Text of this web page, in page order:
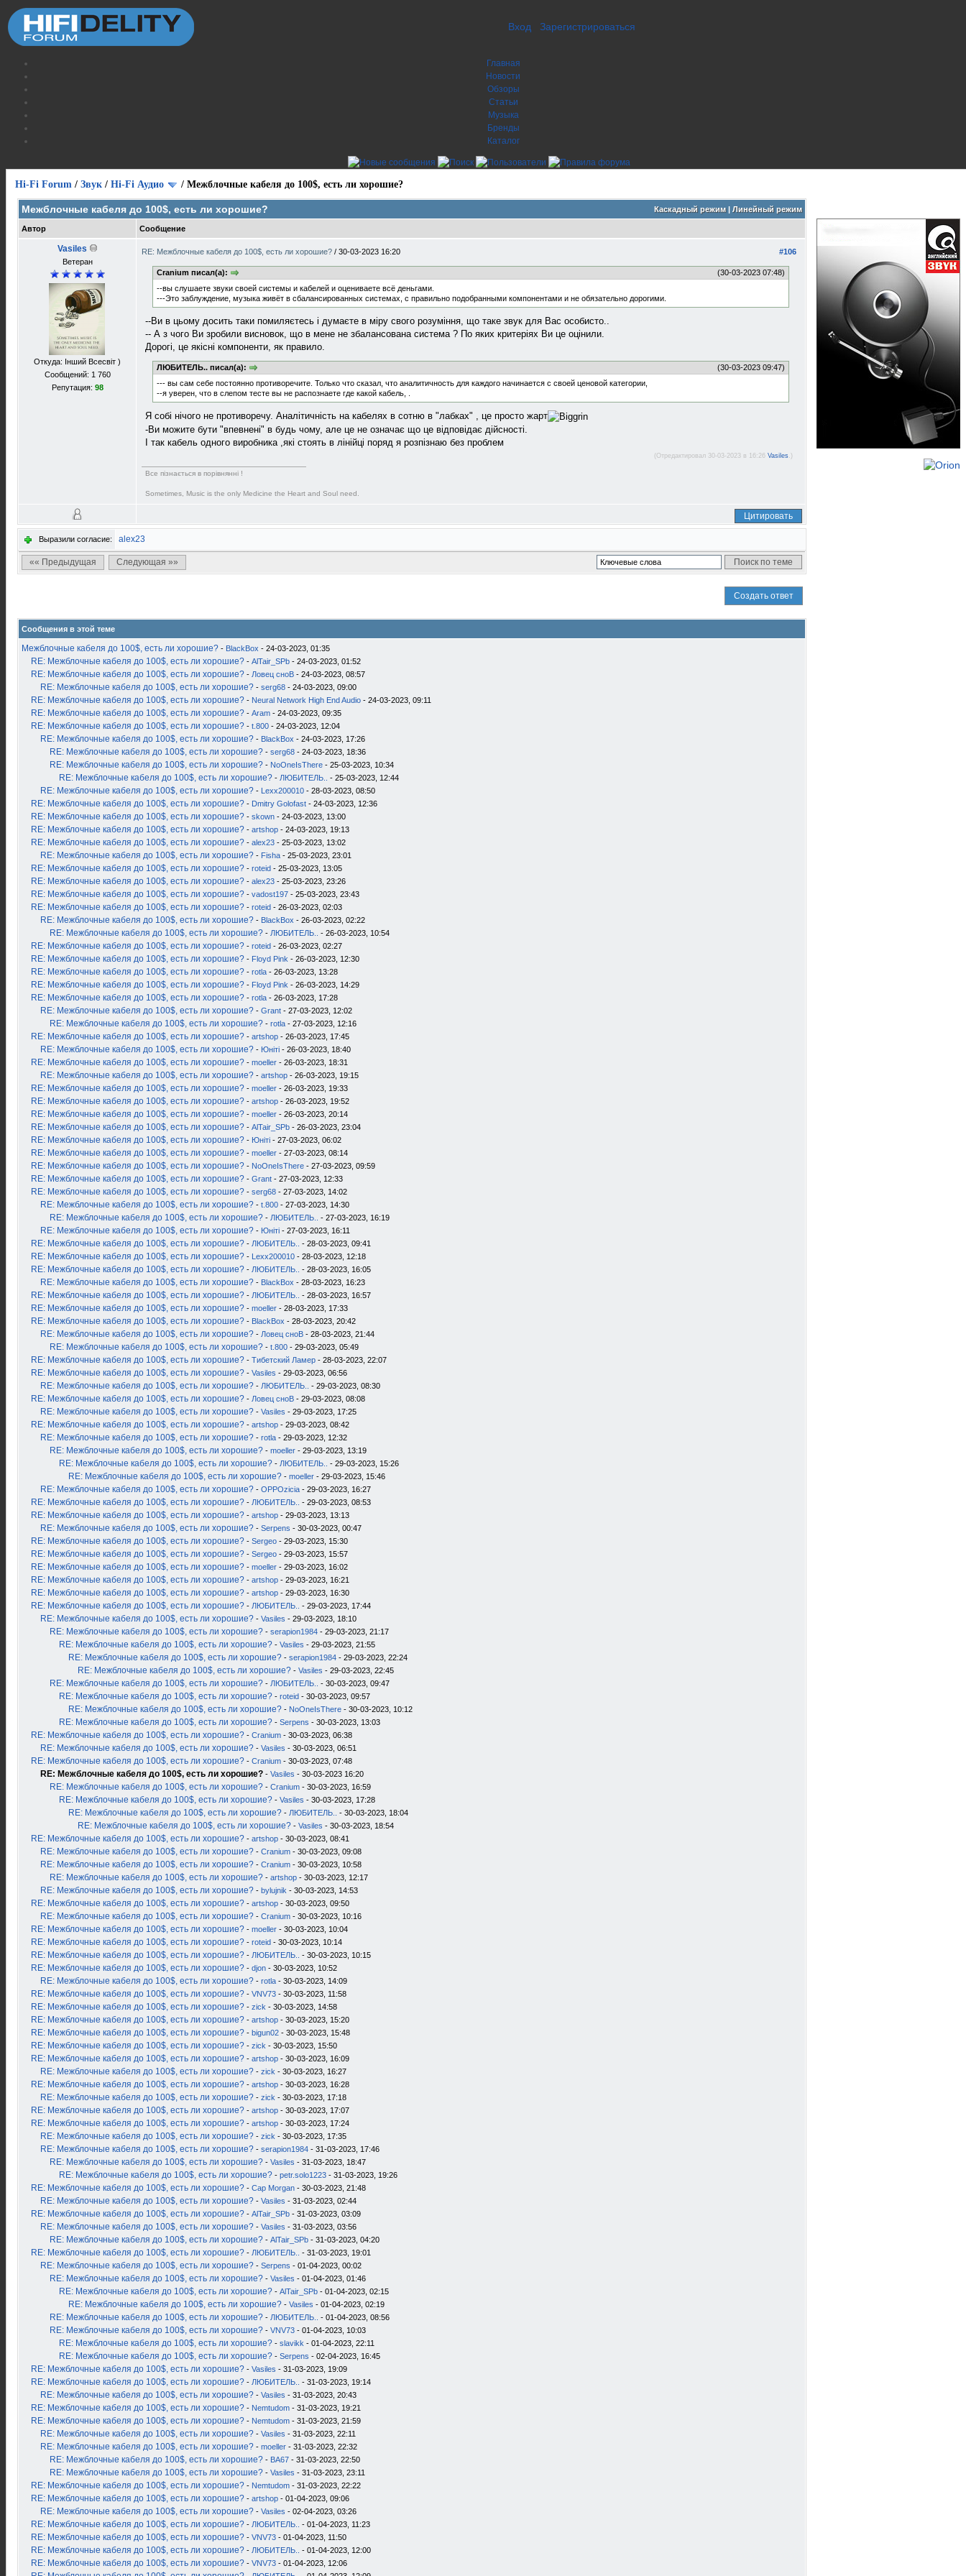
Вход Зарегистрироваться
Главная
Новости
Обзоры
Статьи
Музыка
Бренды
Каталог
Hi-Fi Forum / Звук / Hi-Fi Аудио / Межблочные кабеля до 100$, есть ли хорошие?
Каскадный режим| Линейный режим
Межблочные кабеля до 100$, есть ли хорошие?
Автор Сообщение
Vasiles
Ветеран
Откуда: Інший Всесвіт )
Сообщений: 1 760
Репутация: 98
#106
RE: Межблочные кабеля до 100$, есть ли хорошие? / 30-03-2023 16:20
(30-03-2023 07:48)
Cranium писал(а):
--вы слушаете звуки своей системы и кабелей и оцениваете всё деньгами.
---Это заблуждение, музыка живёт в сбалансированных системах, с правильно подобранными компонентами и не обязательно дорогими.
--Ви в цьому досить таки помиляєтесь і думаєте в міру свого розуміння, що таке звук для Вас особисто..
-- А з чого Ви зробили висновок, що в мене не збалансована система ? По яких критеріях Ви це оцінили.
Дорогі, це якісні компоненти, як правило.
(30-03-2023 09:47)
ЛЮБИТЕЛЬ.. писал(а):
--- вы сам себе постоянно противоречите. Только что сказал, что аналитичность для каждого начинается с своей ценовой категории,
--я уверен, что в слепом тесте вы не распознаете где какой кабель, .
Я собі нічого не противоречу. Аналітичність на кабелях в сотню в "лабках" , це просто жарт
-Ви можите бути "впевнені" в будь чому, але це не означає що це відповідає дійсності.
І так кабель одного виробника ,які стоять в лінійці поряд я розпізнаю без проблем
(Отредактировал 30-03-2023 в 16:26 Vasiles .)
Все пізнається в порівнянні !
Sometimes, Music is the only Medicine the Heart and Soul need.
Цитировать
Выразили согласие: alex23
«« Предыдущая Следующая »»
Создать ответ
Сообщения в этой теме
Межблочные кабеля до 100$, есть ли хорошие? - BlackBox - 24-03-2023, 01:35
RE: Межблочные кабеля до 100$, есть ли хорошие? - AlTair_SPb - 24-03-2023, 01:52
RE: Межблочные кабеля до 100$, есть ли хорошие? - Ловец сноВ - 24-03-2023, 08:57
RE: Межблочные кабеля до 100$, есть ли хорошие? - serg68 - 24-03-2023, 09:00
RE: Межблочные кабеля до 100$, есть ли хорошие? - Neural Network High End Audio - 24-03-2023, 09:11
RE: Межблочные кабеля до 100$, есть ли хорошие? - Aram - 24-03-2023, 09:35
RE: Межблочные кабеля до 100$, есть ли хорошие? - t.800 - 24-03-2023, 12:04
RE: Межблочные кабеля до 100$, есть ли хорошие? - BlackBox - 24-03-2023, 17:26
RE: Межблочные кабеля до 100$, есть ли хорошие? - serg68 - 24-03-2023, 18:36
RE: Межблочные кабеля до 100$, есть ли хорошие? - NoOneIsThere - 25-03-2023, 10:34
RE: Межблочные кабеля до 100$, есть ли хорошие? - ЛЮБИТЕЛЬ.. - 25-03-2023, 12:44
RE: Межблочные кабеля до 100$, есть ли хорошие? - Lexx200010 - 28-03-2023, 08:50
RE: Межблочные кабеля до 100$, есть ли хорошие? - Dmitry Golofast - 24-03-2023, 12:36
RE: Межблочные кабеля до 100$, есть ли хорошие? - skown - 24-03-2023, 13:00
RE: Межблочные кабеля до 100$, есть ли хорошие? - artshop - 24-03-2023, 19:13
RE: Межблочные кабеля до 100$, есть ли хорошие? - alex23 - 25-03-2023, 13:02
RE: Межблочные кабеля до 100$, есть ли хорошие? - Fisha - 25-03-2023, 23:01
RE: Межблочные кабеля до 100$, есть ли хорошие? - roteid - 25-03-2023, 13:05
RE: Межблочные кабеля до 100$, есть ли хорошие? - alex23 - 25-03-2023, 23:26
RE: Межблочные кабеля до 100$, есть ли хорошие? - vadost197 - 25-03-2023, 23:43
RE: Межблочные кабеля до 100$, есть ли хорошие? - roteid - 26-03-2023, 02:03
RE: Межблочные кабеля до 100$, есть ли хорошие? - BlackBox - 26-03-2023, 02:22
RE: Межблочные кабеля до 100$, есть ли хорошие? - ЛЮБИТЕЛЬ.. - 26-03-2023, 10:54
RE: Межблочные кабеля до 100$, есть ли хорошие? - roteid - 26-03-2023, 02:27
RE: Межблочные кабеля до 100$, есть ли хорошие? - Floyd Pink - 26-03-2023, 12:30
RE: Межблочные кабеля до 100$, есть ли хорошие? - rotla - 26-03-2023, 13:28
RE: Межблочные кабеля до 100$, есть ли хорошие? - Floyd Pink - 26-03-2023, 14:29
RE: Межблочные кабеля до 100$, есть ли хорошие? - rotla - 26-03-2023, 17:28
RE: Межблочные кабеля до 100$, есть ли хорошие? - Grant - 27-03-2023, 12:02
RE: Межблочные кабеля до 100$, есть ли хорошие? - rotla - 27-03-2023, 12:16
RE: Межблочные кабеля до 100$, есть ли хорошие? - artshop - 26-03-2023, 17:45
RE: Межблочные кабеля до 100$, есть ли хорошие? - Юнiтi - 26-03-2023, 18:40
RE: Межблочные кабеля до 100$, есть ли хорошие? - moeller - 26-03-2023, 18:31
RE: Межблочные кабеля до 100$, есть ли хорошие? - artshop - 26-03-2023, 19:15
RE: Межблочные кабеля до 100$, есть ли хорошие? - moeller - 26-03-2023, 19:33
RE: Межблочные кабеля до 100$, есть ли хорошие? - artshop - 26-03-2023, 19:52
RE: Межблочные кабеля до 100$, есть ли хорошие? - moeller - 26-03-2023, 20:14
RE: Межблочные кабеля до 100$, есть ли хорошие? - AlTair_SPb - 26-03-2023, 23:04
RE: Межблочные кабеля до 100$, есть ли хорошие? - Юнiтi - 27-03-2023, 06:02
RE: Межблочные кабеля до 100$, есть ли хорошие? - moeller - 27-03-2023, 08:14
RE: Межблочные кабеля до 100$, есть ли хорошие? - NoOneIsThere - 27-03-2023, 09:59
RE: Межблочные кабеля до 100$, есть ли хорошие? - Grant - 27-03-2023, 12:33
RE: Межблочные кабеля до 100$, есть ли хорошие? - serg68 - 27-03-2023, 14:02
RE: Межблочные кабеля до 100$, есть ли хорошие? - t.800 - 27-03-2023, 14:30
RE: Межблочные кабеля до 100$, есть ли хорошие? - ЛЮБИТЕЛЬ.. - 27-03-2023, 16:19
RE: Межблочные кабеля до 100$, есть ли хорошие? - Юнiтi - 27-03-2023, 16:11
RE: Межблочные кабеля до 100$, есть ли хорошие? - ЛЮБИТЕЛЬ.. - 28-03-2023, 09:41
RE: Межблочные кабеля до 100$, есть ли хорошие? - Lexx200010 - 28-03-2023, 12:18
RE: Межблочные кабеля до 100$, есть ли хорошие? - ЛЮБИТЕЛЬ.. - 28-03-2023, 16:05
RE: Межблочные кабеля до 100$, есть ли хорошие? - BlackBox - 28-03-2023, 16:23
RE: Межблочные кабеля до 100$, есть ли хорошие? - ЛЮБИТЕЛЬ.. - 28-03-2023, 16:57
RE: Межблочные кабеля до 100$, есть ли хорошие? - moeller - 28-03-2023, 17:33
RE: Межблочные кабеля до 100$, есть ли хорошие? - BlackBox - 28-03-2023, 20:42
RE: Межблочные кабеля до 100$, есть ли хорошие? - Ловец сноВ - 28-03-2023, 21:44
RE: Межблочные кабеля до 100$, есть ли хорошие? - t.800 - 29-03-2023, 05:49
RE: Межблочные кабеля до 100$, есть ли хорошие? - Тибетский Ламер - 28-03-2023, 22:07
RE: Межблочные кабеля до 100$, есть ли хорошие? - Vasiles - 29-03-2023, 06:56
RE: Межблочные кабеля до 100$, есть ли хорошие? - ЛЮБИТЕЛЬ.. - 29-03-2023, 08:30
RE: Межблочные кабеля до 100$, есть ли хорошие? - Ловец сноВ - 29-03-2023, 08:08
RE: Межблочные кабеля до 100$, есть ли хорошие? - Vasiles - 29-03-2023, 17:25
RE: Межблочные кабеля до 100$, есть ли хорошие? - artshop - 29-03-2023, 08:42
RE: Межблочные кабеля до 100$, есть ли хорошие? - rotla - 29-03-2023, 12:32
RE: Межблочные кабеля до 100$, есть ли хорошие? - moeller - 29-03-2023, 13:19
RE: Межблочные кабеля до 100$, есть ли хорошие? - ЛЮБИТЕЛЬ.. - 29-03-2023, 15:26
RE: Межблочные кабеля до 100$, есть ли хорошие? - moeller - 29-03-2023, 15:46
RE: Межблочные кабеля до 100$, есть ли хорошие? - OPPOzicia - 29-03-2023, 16:27
RE: Межблочные кабеля до 100$, есть ли хорошие? - ЛЮБИТЕЛЬ.. - 29-03-2023, 08:53
RE: Межблочные кабеля до 100$, есть ли хорошие? - artshop - 29-03-2023, 13:13
RE: Межблочные кабеля до 100$, есть ли хорошие? - Serpens - 30-03-2023, 00:47
RE: Межблочные кабеля до 100$, есть ли хорошие? - Sergeo - 29-03-2023, 15:30
RE: Межблочные кабеля до 100$, есть ли хорошие? - Sergeo - 29-03-2023, 15:57
RE: Межблочные кабеля до 100$, есть ли хорошие? - moeller - 29-03-2023, 16:02
RE: Межблочные кабеля до 100$, есть ли хорошие? - artshop - 29-03-2023, 16:21
RE: Межблочные кабеля до 100$, есть ли хорошие? - artshop - 29-03-2023, 16:30
RE: Межблочные кабеля до 100$, есть ли хорошие? - ЛЮБИТЕЛЬ.. - 29-03-2023, 17:44
RE: Межблочные кабеля до 100$, есть ли хорошие? - Vasiles - 29-03-2023, 18:10
RE: Межблочные кабеля до 100$, есть ли хорошие? - serapion1984 - 29-03-2023, 21:17
RE: Межблочные кабеля до 100$, есть ли хорошие? - Vasiles - 29-03-2023, 21:55
RE: Межблочные кабеля до 100$, есть ли хорошие? - serapion1984 - 29-03-2023, 22:24
RE: Межблочные кабеля до 100$, есть ли хорошие? - Vasiles - 29-03-2023, 22:45
RE: Межблочные кабеля до 100$, есть ли хорошие? - ЛЮБИТЕЛЬ.. - 30-03-2023, 09:47
RE: Межблочные кабеля до 100$, есть ли хорошие? - roteid - 30-03-2023, 09:57
RE: Межблочные кабеля до 100$, есть ли хорошие? - NoOneIsThere - 30-03-2023, 10:12
RE: Межблочные кабеля до 100$, есть ли хорошие? - Serpens - 30-03-2023, 13:03
RE: Межблочные кабеля до 100$, есть ли хорошие? - Cranium - 30-03-2023, 06:38
RE: Межблочные кабеля до 100$, есть ли хорошие? - Vasiles - 30-03-2023, 06:51
RE: Межблочные кабеля до 100$, есть ли хорошие? - Cranium - 30-03-2023, 07:48
RE: Межблочные кабеля до 100$, есть ли хорошие? - Vasiles - 30-03-2023 16:20
RE: Межблочные кабеля до 100$, есть ли хорошие? - Cranium - 30-03-2023, 16:59
RE: Межблочные кабеля до 100$, есть ли хорошие? - Vasiles - 30-03-2023, 17:28
RE: Межблочные кабеля до 100$, есть ли хорошие? - ЛЮБИТЕЛЬ.. - 30-03-2023, 18:04
RE: Межблочные кабеля до 100$, есть ли хорошие? - Vasiles - 30-03-2023, 18:54
RE: Межблочные кабеля до 100$, есть ли хорошие? - artshop - 30-03-2023, 08:41
RE: Межблочные кабеля до 100$, есть ли хорошие? - Cranium - 30-03-2023, 09:08
RE: Межблочные кабеля до 100$, есть ли хорошие? - Cranium - 30-03-2023, 10:58
RE: Межблочные кабеля до 100$, есть ли хорошие? - artshop - 30-03-2023, 12:17
RE: Межблочные кабеля до 100$, есть ли хорошие? - bylujnik - 30-03-2023, 14:53
RE: Межблочные кабеля до 100$, есть ли хорошие? - artshop - 30-03-2023, 09:50
RE: Межблочные кабеля до 100$, есть ли хорошие? - Cranium - 30-03-2023, 10:16
RE: Межблочные кабеля до 100$, есть ли хорошие? - moeller - 30-03-2023, 10:04
RE: Межблочные кабеля до 100$, есть ли хорошие? - roteid - 30-03-2023, 10:14
RE: Межблочные кабеля до 100$, есть ли хорошие? - ЛЮБИТЕЛЬ.. - 30-03-2023, 10:15
RE: Межблочные кабеля до 100$, есть ли хорошие? - djon - 30-03-2023, 10:52
RE: Межблочные кабеля до 100$, есть ли хорошие? - rotla - 30-03-2023, 14:09
RE: Межблочные кабеля до 100$, есть ли хорошие? - VNV73 - 30-03-2023, 11:58
RE: Межблочные кабеля до 100$, есть ли хорошие? - zick - 30-03-2023, 14:58
RE: Межблочные кабеля до 100$, есть ли хорошие? - artshop - 30-03-2023, 15:20
RE: Межблочные кабеля до 100$, есть ли хорошие? - bigun02 - 30-03-2023, 15:48
RE: Межблочные кабеля до 100$, есть ли хорошие? - zick - 30-03-2023, 15:50
RE: Межблочные кабеля до 100$, есть ли хорошие? - artshop - 30-03-2023, 16:09
RE: Межблочные кабеля до 100$, есть ли хорошие? - zick - 30-03-2023, 16:27
RE: Межблочные кабеля до 100$, есть ли хорошие? - artshop - 30-03-2023, 16:28
RE: Межблочные кабеля до 100$, есть ли хорошие? - zick - 30-03-2023, 17:18
RE: Межблочные кабеля до 100$, есть ли хорошие? - artshop - 30-03-2023, 17:07
RE: Межблочные кабеля до 100$, есть ли хорошие? - artshop - 30-03-2023, 17:24
RE: Межблочные кабеля до 100$, есть ли хорошие? - zick - 30-03-2023, 17:35
RE: Межблочные кабеля до 100$, есть ли хорошие? - serapion1984 - 31-03-2023, 17:46
RE: Межблочные кабеля до 100$, есть ли хорошие? - Vasiles - 31-03-2023, 18:47
RE: Межблочные кабеля до 100$, есть ли хорошие? - petr.solo1223 - 31-03-2023, 19:26
RE: Межблочные кабеля до 100$, есть ли хорошие? - Cap Morgan - 30-03-2023, 21:48
RE: Межблочные кабеля до 100$, есть ли хорошие? - Vasiles - 31-03-2023, 02:44
RE: Межблочные кабеля до 100$, есть ли хорошие? - AlTair_SPb - 31-03-2023, 03:09
RE: Межблочные кабеля до 100$, есть ли хорошие? - Vasiles - 31-03-2023, 03:56
RE: Межблочные кабеля до 100$, есть ли хорошие? - AlTair_SPb - 31-03-2023, 04:20
RE: Межблочные кабеля до 100$, есть ли хорошие? - ЛЮБИТЕЛЬ.. - 31-03-2023, 19:01
RE: Межблочные кабеля до 100$, есть ли хорошие? - Serpens - 01-04-2023, 00:02
RE: Межблочные кабеля до 100$, есть ли хорошие? - Vasiles - 01-04-2023, 01:46
RE: Межблочные кабеля до 100$, есть ли хорошие? - AlTair_SPb - 01-04-2023, 02:15
RE: Межблочные кабеля до 100$, есть ли хорошие? - Vasiles - 01-04-2023, 02:19
RE: Межблочные кабеля до 100$, есть ли хорошие? - ЛЮБИТЕЛЬ.. - 01-04-2023, 08:56
RE: Межблочные кабеля до 100$, есть ли хорошие? - VNV73 - 01-04-2023, 10:03
RE: Межблочные кабеля до 100$, есть ли хорошие? - slavikk - 01-04-2023, 22:11
RE: Межблочные кабеля до 100$, есть ли хорошие? - Serpens - 02-04-2023, 16:45
RE: Межблочные кабеля до 100$, есть ли хорошие? - Vasiles - 31-03-2023, 19:09
RE: Межблочные кабеля до 100$, есть ли хорошие? - ЛЮБИТЕЛЬ.. - 31-03-2023, 19:14
RE: Межблочные кабеля до 100$, есть ли хорошие? - Vasiles - 31-03-2023, 20:43
RE: Межблочные кабеля до 100$, есть ли хорошие? - Nemtudom - 31-03-2023, 19:21
RE: Межблочные кабеля до 100$, есть ли хорошие? - Nemtudom - 31-03-2023, 21:59
RE: Межблочные кабеля до 100$, есть ли хорошие? - Vasiles - 31-03-2023, 22:11
RE: Межблочные кабеля до 100$, есть ли хорошие? - moeller - 31-03-2023, 22:32
RE: Межблочные кабеля до 100$, есть ли хорошие? - ВА67 - 31-03-2023, 22:50
RE: Межблочные кабеля до 100$, есть ли хорошие? - Vasiles - 31-03-2023, 23:11
RE: Межблочные кабеля до 100$, есть ли хорошие? - Nemtudom - 31-03-2023, 22:22
RE: Межблочные кабеля до 100$, есть ли хорошие? - artshop - 01-04-2023, 09:06
RE: Межблочные кабеля до 100$, есть ли хорошие? - Vasiles - 02-04-2023, 03:26
RE: Межблочные кабеля до 100$, есть ли хорошие? - ЛЮБИТЕЛЬ.. - 01-04-2023, 11:23
RE: Межблочные кабеля до 100$, есть ли хорошие? - VNV73 - 01-04-2023, 11:50
RE: Межблочные кабеля до 100$, есть ли хорошие? - ЛЮБИТЕЛЬ.. - 01-04-2023, 12:00
RE: Межблочные кабеля до 100$, есть ли хорошие? - VNV73 - 01-04-2023, 12:06